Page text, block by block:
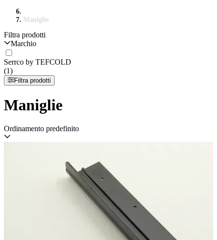
Maniglie
Filtra prodotti
Marchio
Serrco by TEFCOLD
(1)
Filtra prodotti
Maniglie
Ordinamento predefinito